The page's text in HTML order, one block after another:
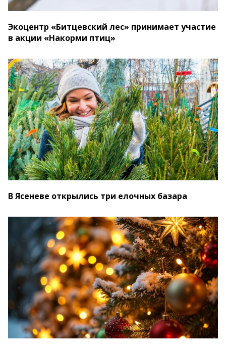
Экоцентр «Битцевский лес» принимает участие
в акции «Накорми птиц»
В Ясеневе открылись три елочных базара